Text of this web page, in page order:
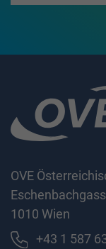
OVE
1010 Wien
+43 1 587